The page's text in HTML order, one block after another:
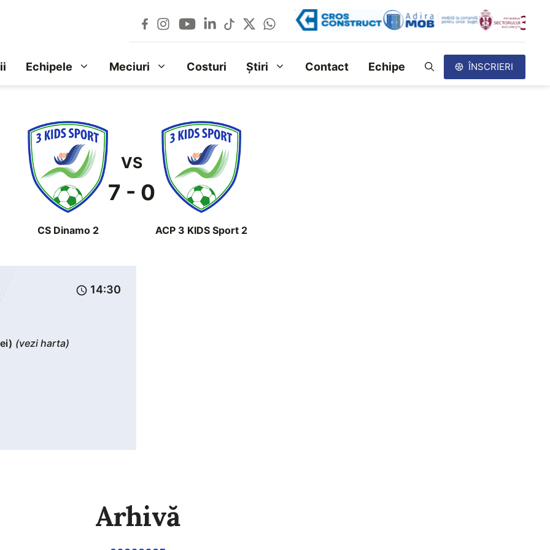
Echipele Meciuri Costuri Știri Contact Echipe ÎNSCRIERI
CS Dinamo 2
VS
7 - 0
ACP 3 KIDS Sport 2
schedule 14:30
(vezi harta)
Arhivă